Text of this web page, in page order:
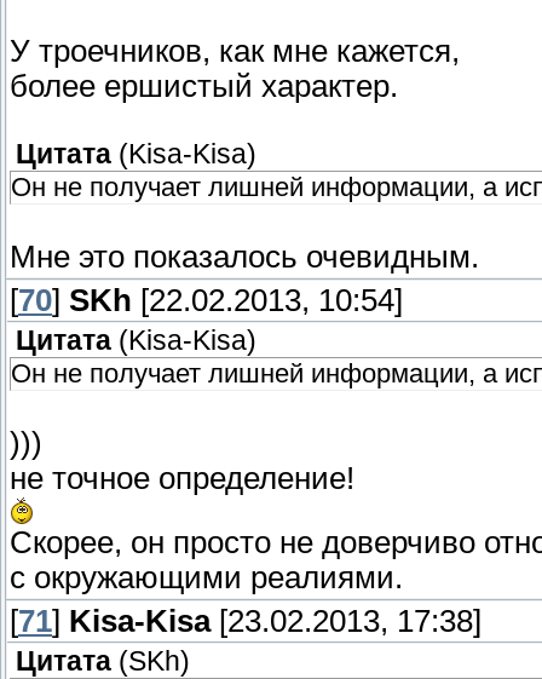
У троечников, как мне кажется,
более ершистый характер.
Цитата ( Kisa-Kisa)
Он не получает лишней информации, а
Мне это показалось очевидным.
[70] SKh [22.02.2013, 10:54]
Цитата ( Kisa-Kisa)
Он не получает лишней информации, а
)))
не точное определение!
Скорее, он просто не доверчиво
с окружающими реалиями.
[71] Kisa-Kisa[23.02.2013, 17:38]
Цитата (SKh)